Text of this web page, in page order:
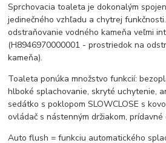
Sprchovacia toaleta je dokonalým
jedinečného vzhľadu a chytrej
odstraňovanie vodného kameňa veľmi
(H8946970000001 - prostriedok na
kameňa).
Toaleta ponúka množstvo funkcií:
hlboké splachovanie, skryté uchytenie,
sedátko s poklopom SLOWCLOSE s
ovládač s nástenným držiakom,
Auto flush = funkciu automatického